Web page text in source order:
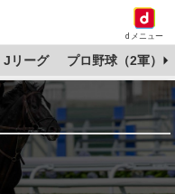
dメニュー
Jリーグ プロ野球（2軍）